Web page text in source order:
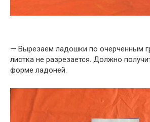
— Вырезаем ладошки по очерченным
листка не разрезается. Должно
форме ладоней.